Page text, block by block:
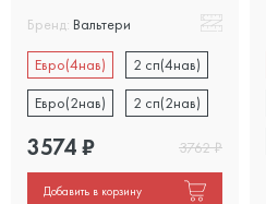
Бренд: Вальтери
Евро(4нав)
2 сп(4нав)
Евро(2нав)
2 сп(2нав)
3574₽ 3762₽
Добавить в корзину